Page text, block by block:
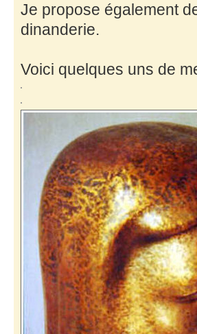
Je propose également
dinanderie.
Voici quelques uns de